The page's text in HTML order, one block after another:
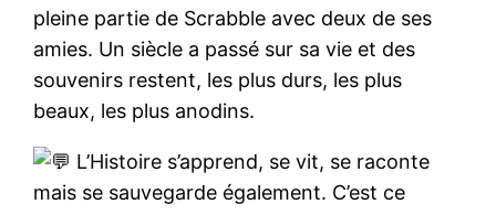
pleine partie de Scrabble avec deux de ses
amies. Un siècle a passé sur sa vie et des
souvenirs restent, les plus durs, les plus
beaux, les plus anodins.
L’Histoire s’apprend, se vit, se raconte
mais se sauvegarde également. C’est ce